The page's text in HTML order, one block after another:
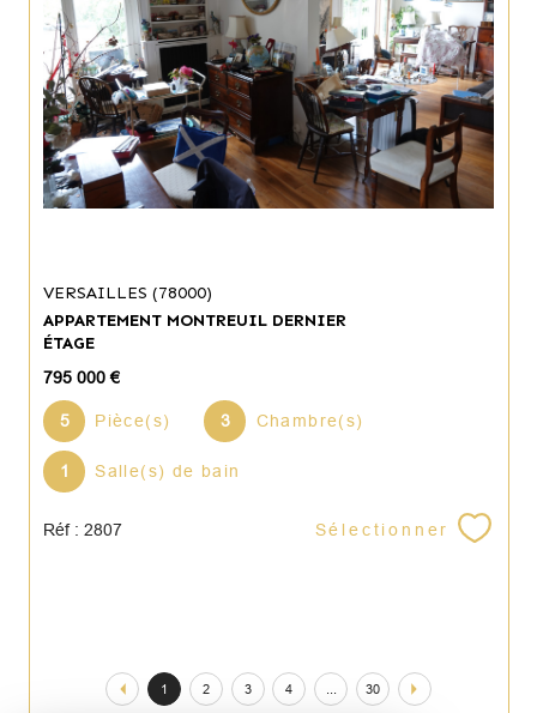
VERSAILLES (78000)
APPARTEMENT MONTREUIL DERNIER
ÉTAGE
795 000 €
5 Pièce(s) 3 Chambre(s)
1 Salle(s) de bain
Réf : 2807 Sélectionner
1 2 3 4 30